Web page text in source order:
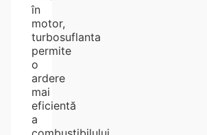
în
motor,
turbosuflanta
permite
o
ardere
mai
eficientă
a